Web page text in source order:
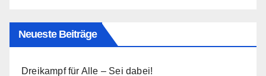
Neueste Beiträge
Dreikampf für Alle – Sei dabei!